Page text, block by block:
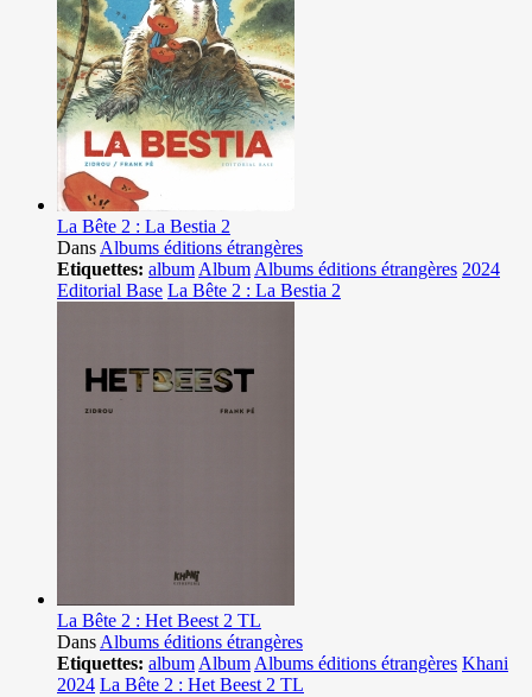
La Bête 2 : La Bestia 2
DansAlbums éditions étrangères
Etiquettes: albumAlbumAlbums éditions étrangères 2024
Editorial Base La Bête 2 : La Bestia 2
La Bête 2 : Het Beest 2 TL
DansAlbums éditions étrangères
Etiquettes: albumAlbumAlbums éditions étrangères Khani
2024 La Bête 2 : Het Beest 2 TL